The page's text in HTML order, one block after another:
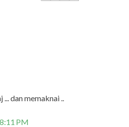
dan memaknai ..
PM